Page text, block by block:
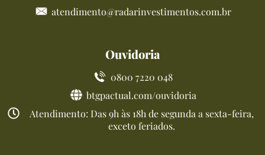
atendimento@radarinvestimentos.com.br
Ouvidoria
0800 7220 048
btgpactual.com/ouvidoria
Atendimento: Das 9h às 18h de segunda a sexta-feira,
exceto feriados.